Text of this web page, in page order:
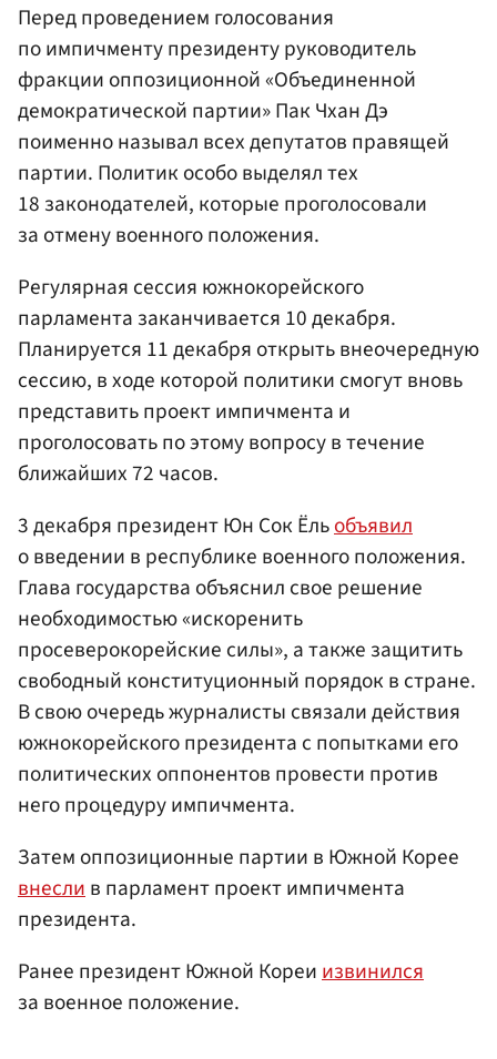
Перед проведением голосования
по импичменту президенту руководитель
фракции оппозиционной «Объединенной
демократической партии» Пак Чхан Дэ
поименно называл всех депутатов правящей
партии. Политик особо выделял тех
18 законодателей, которые проголосовали
за отмену военного положения.
Регулярная сессия южнокорейского
парламента заканчивается 10 декабря.
Планируется 11 декабря открыть внеочередную
сессию, в ходе которой политики смогут вновь
представить проект импичмента и
проголосовать по этому вопросу в течение
ближайших 72 часов.
3 декабря президент Юн Сок Ёльобъявил
о введении в республике военного положения.
Глава государства объяснил свое решение
необходимостью «искоренить
просеверокорейские силы», а также защитить
свободный конституционный порядок в стране.
В свою очередь журналисты связали действия
южнокорейского президента с попытками его
политических оппонентов провести против
него процедуру импичмента.
Затем оппозиционные партии в Южной Корее
внеслив парламент проект импичмента
президента.
Ранее президент Южной Кореиизвинился
за военное положение.